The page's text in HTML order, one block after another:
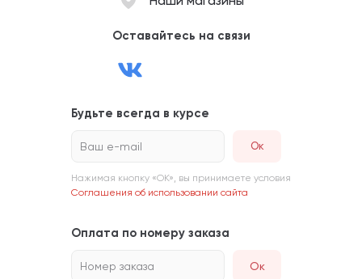
Оставайтесь на связи
Будьте всегда в курсе
Ваш e-mail
Нажимая кнопку «ОК», вы принимаете условия
Соглашения об использовании сайта
Оплата по номеру заказа
Номер заказа Ок